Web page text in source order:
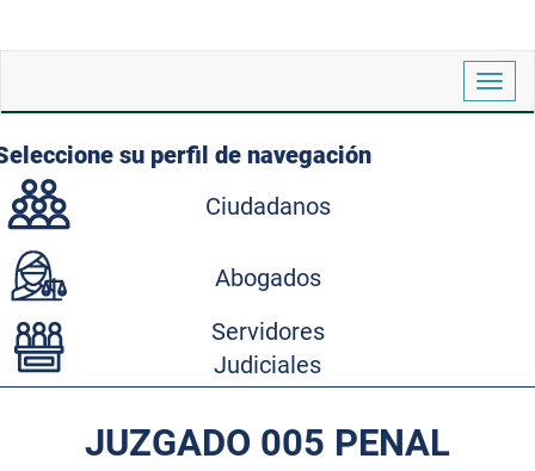
su perfil de navegación
Ciudadanos
Abogados
Servidores
Judiciales
JUZGADO 005 PENAL